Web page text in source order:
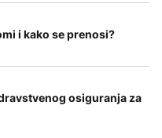
i kako se prenosi?
osiguranja za